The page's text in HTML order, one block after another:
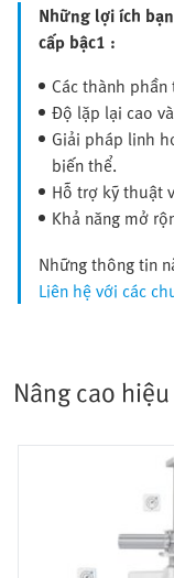
Những lợi ích
cấp bậc1 :
Các thành
Độ lặp lại cao
Giải pháp linh
biến thể.
Hỗ trợ kỹ thuật
Khả năng mở
Những thông tin
Liên hệ với các
Nâng cao